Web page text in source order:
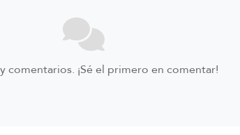
comentarios. ¡Sé el primero en comentar!